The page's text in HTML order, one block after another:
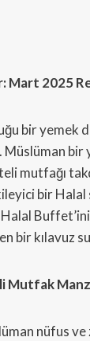
Mart 2025
bir
Müslüman
mutfağı
bir
bir kılavuz
Mutfak
nüfus